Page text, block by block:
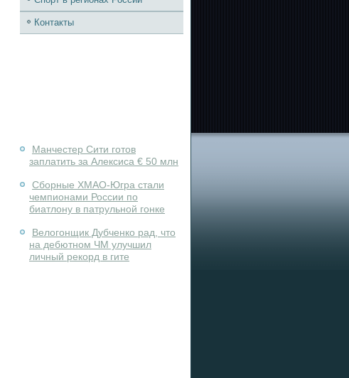
Контакты
Манчестер Сити готов
заплатить за Алексиса € 50 млн
Сборные ХМАО-Югра стали
чемпионами России по
биатлону в патрульной гонке
Велогонщик Дубченко рад, что
на дебютном ЧМ улучшил
личный рекорд в гите